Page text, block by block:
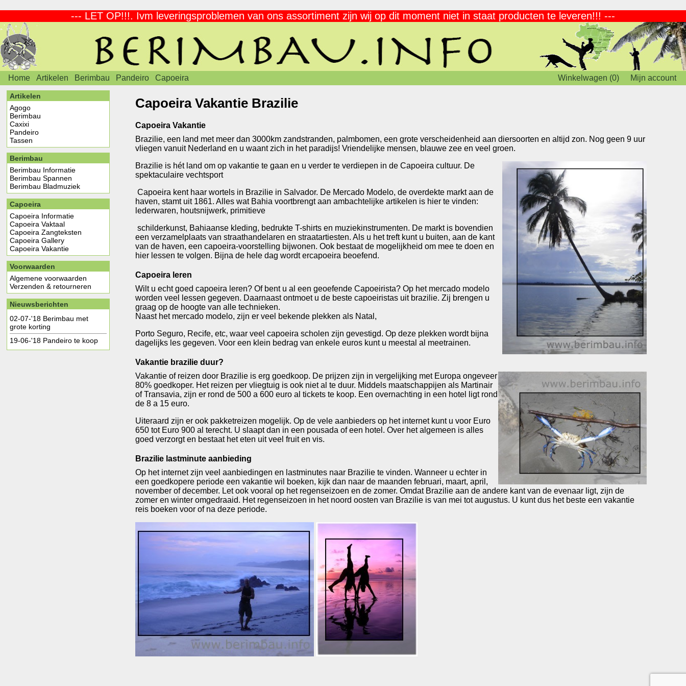
--- LET OP!!!. Ivm leveringsproblemen van ons assortiment zijn wij op dit moment niet in staat producten te leveren!!! ---
Home Artikelen Berimbau Pandeiro Capoeira Mijn account
Winkelwagen (0)
Capoeira Vakantie Brazilie
Capoeira Vakantie
Brazilie, een land met meer dan 3000km zandstranden, palmbomen, een grote verscheidenheid aan diersoorten en altijd zon. Nog geen 9 uur
vliegen vanuit Nederland en u waant zich in het paradijs! Vriendelijke mensen, blauwe zee en veel groen.
Brazilie is hét land om op vakantie te gaan en u verder te verdiepen in de Capoeira cultuur. De
spektaculaire vechtsport
Capoeira kent haar wortels in Brazilie in Salvador. De Mercado Modelo, de overdekte markt aan de
haven, stamt uit 1861. Alles wat Bahia voortbrengt aan ambachtelijke artikelen is hier te vinden:
lederwaren, houtsnijwerk, primitieve
schilderkunst, Bahiaanse kleding, bedrukte T-shirts en muziekinstrumenten. De markt is bovendien
een verzamelplaats van straathandelaren en straatartiesten. Als u het treft kunt u buiten, aan de kant
van de haven, een capoeira-voorstelling bijwonen. Ook bestaat de mogelijkheid om mee te doen en
hier lessen te volgen. Bijna de hele dag wordt ercapoeira beoefend.
Capoeira leren
Wilt u echt goed capoeira leren? Of bent u al een geoefende Capoeirista? Op het mercado modelo
worden veel lessen gegeven. Daarnaast ontmoet u de beste capoeiristas uit brazilie. Zij brengen u
graag op de hoogte van alle technieken.
Naast het mercado modelo, zijn er veel bekende plekken als Natal,
Porto Seguro, Recife, etc, waar veel capoeira scholen zijn gevestigd. Op deze plekken wordt bijna
dagelijks les gegeven. Voor een klein bedrag van enkele euros kunt u meestal al meetrainen.
Vakantie brazilie duur?
Vakantie of reizen door Brazilie is erg goedkoop. De prijzen zijn in vergelijking met Europa ongeveer
80% goedkoper. Het reizen per vliegtuig is ook niet al te duur. Middels maatschappijen als Martinair
of Transavia, zijn er rond de 500 a 600 euro al tickets te koop. Een overnachting in een hotel ligt rond
de 8 a 15 euro.
Uiteraard zijn er ook pakketreizen mogelijk. Op de vele aanbieders op het internet kunt u voor Euro
650 tot Euro 900 al terecht. U slaapt dan in een pousada of een hotel. Over het algemeen is alles
goed verzorgt en bestaat het eten uit veel fruit en vis.
Brazilie lastminute aanbieding
Op het internet zijn veel aanbiedingen en lastminutes naar Brazilie te vinden. Wanneer u echter in
een goedkopere periode een vakantie wil boeken, kijk dan naar de maanden februari, maart, april,
november of december. Let ook vooral op het regenseizoen en de zomer. Omdat Brazilie aan de andere kant van de evenaar ligt, zijn de
zomer en winter omgedraaid. Het regenseizoen in het noord oosten van Brazilie is van mei tot augustus. U kunt dus het beste een vakantie
reis boeken voor of na deze periode.
Artikelen
Agogo
Berimbau
Caxixi
Pandeiro
Tassen
Berimbau
Berimbau Informatie
Berimbau Spannen
Berimbau Bladmuziek
Capoeira
Capoeira Informatie
Capoeira Vaktaal
Capoeira Zangteksten
Capoeira Gallery
Capoeira Vakantie
Voorwaarden
Algemene voorwaarden
Verzenden & retourneren
Nieuwsberichten
02-07-'18 Berimbau met
grote korting
19-06-'18 Pandeiro te koop